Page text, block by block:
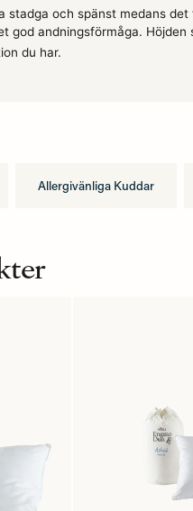
stadga och spänst medans
god andningsförmåga. Höjden
du har.
Allergivänliga Kuddar